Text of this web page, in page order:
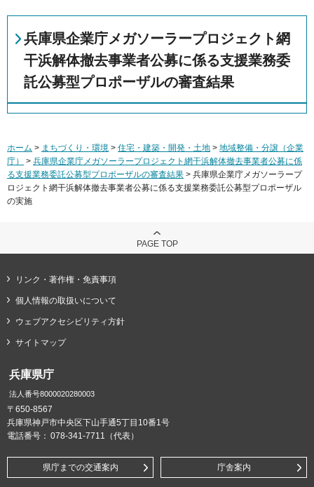
兵庫県企業庁メガソーラープロジェクト網
干浜解体撤去事業者公募に係る支援業務委
託公募型プロポーザルの審査結果
ホーム > まちづくり・環境 > 住宅・建築・開発・土地 > 地域整備・分譲（企業
庁）
> 兵庫県企業庁メガソーラープロジェクト網干浜解体撤去事業者公募に係
る支援業務委託公募型プロポーザルの審査結果 > 兵庫県企業庁メガソーラープ
ロジェクト網干浜解体撤去事業者公募に係る支援業務委託公募型プロポーザル
の実施
PAGE TOP
リンク・著作権・免責事項
個人情報の取扱いについて
ウェブアクセシビリティ方針
サイトマップ
兵庫県庁
法人番号8000020280003
〒650-8567
兵庫県神戸市中央区下山手通5丁目10番1号
電話番号： 078-341-7711（代表）
県庁までの交通案内 庁舎案内